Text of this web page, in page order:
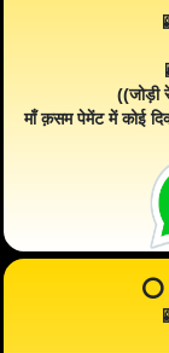
माँ क़सम पेमेंट में कोई
⭕️